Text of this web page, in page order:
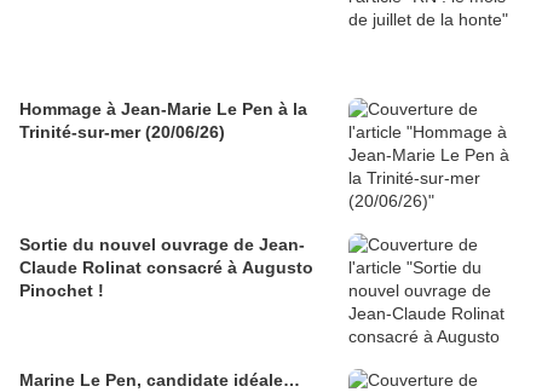
Hommage à Jean-Marie Le Pen à la
Trinité-sur-mer (20/06/26)
Sortie du nouvel ouvrage de Jean-
Claude Rolinat consacré à Augusto
Pinochet !
Marine Le Pen, candidate idéale…